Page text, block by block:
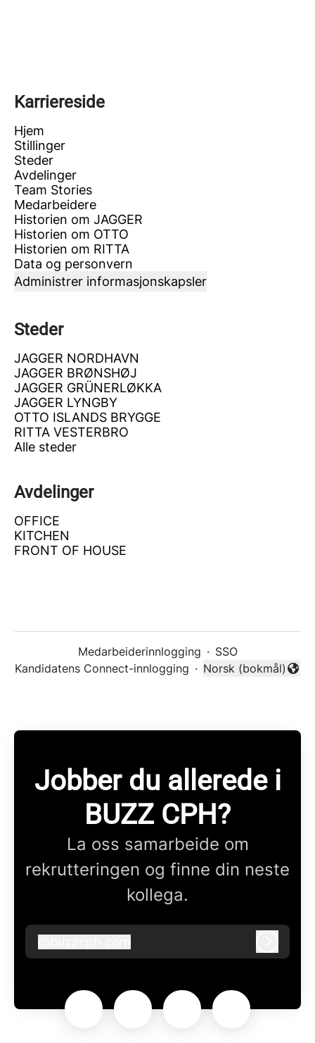
Karriereside
Hjem
Stillinger
Steder
Avdelinger
Team Stories
Medarbeidere
Historien om JAGGER
Historien om OTTO
Historien om RITTA
Data og personvern
Administrer informasjonskapsler
Steder
JAGGER NORDHAVN
JAGGER BRØNSHØJ
JAGGER GRÜNERLØKKA
JAGGER LYNGBY
OTTO ISLANDS BRYGGE
RITTA VESTERBRO
Alle steder
Avdelinger
OFFICE
KITCHEN
FRONT OF HOUSE
Medarbeiderinnlogging · SSO
Kandidatens Connect-innlogging ·
Endre språk
Norsk (bokmål)
Jobber du allerede i
BUZZ CPH?
La oss samarbeide om
rekrutteringen og finne din neste
kollega.
buzzcph.com